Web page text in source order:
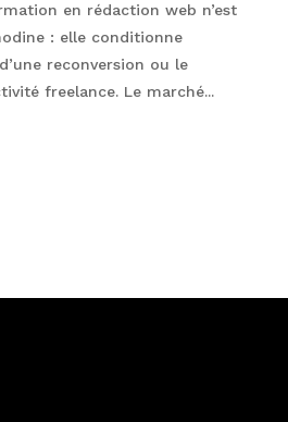
en rédaction web n’est
: elle conditionne
reconversion ou le
freelance. Le marché...